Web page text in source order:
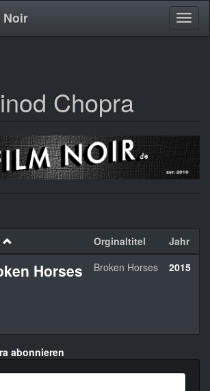
Noir
Chopra
Orginaltitel Jahr
Horses Broken Horses 2015
abonnieren